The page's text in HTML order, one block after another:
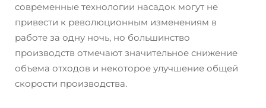
современные технологии насадок могут не
привести к революционным изменениям в
работе за одну ночь, но большинство
производств отмечают значительное снижение
объема отходов и некоторое улучшение общей
скорости производства.